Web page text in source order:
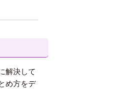
解決して
め方をデ